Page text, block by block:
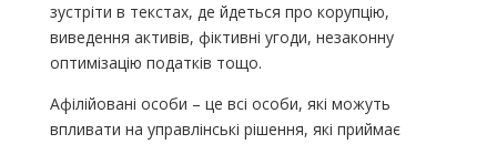
зустріти в текстах, де йдеться про корупцію,
виведення активів, фіктивні угоди, незаконну
оптимізацію податків тощо.
Афілійовані особи – це всі особи, які можуть
впливати на управлінські рішення, які приймає